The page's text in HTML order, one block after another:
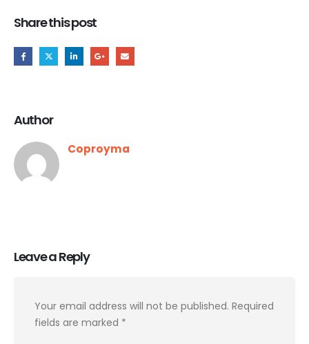
Share this post
Author
Coproyma
Leave a Reply
Your email address will not be published. Required
fields are marked *